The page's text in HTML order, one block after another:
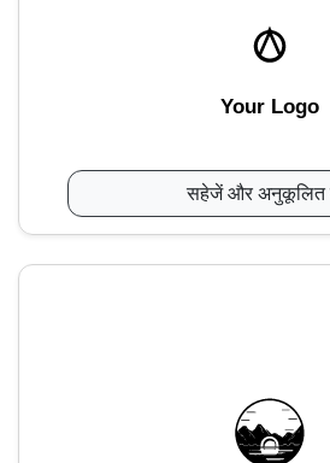
Your Logo
सहेजें और अनुकूलित